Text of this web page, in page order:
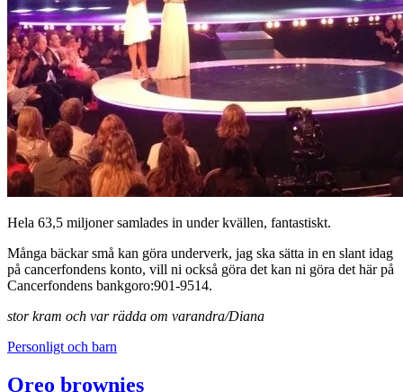
Hela 63,5 miljoner samlades in under kvällen, fantastiskt.
Många bäckar små kan göra underverk, jag ska sätta in en slant idag
på cancerfondens konto, vill ni också göra det kan ni göra det här på
Cancerfondens bankgoro:901-9514.
stor kram och var rädda om varandra/Diana
Personligt och barn
Oreo brownies